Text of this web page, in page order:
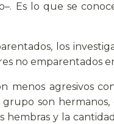
Es lo que se
los
no emparentados
menos agresivos
son
hembras y la